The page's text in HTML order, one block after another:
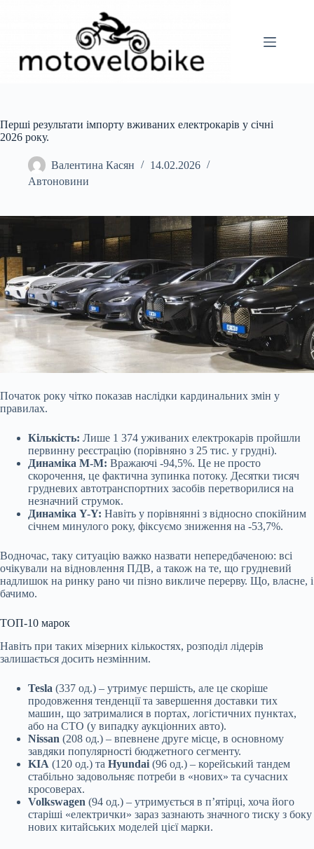
Перші результати імпорту вживаних електрокарів у січні
2026 року.
Валентина Касян
14.02.2026
Автоновини
Початок року чітко показав наслідки кардинальних змін у
правилах.
Кількість: Лише 1 374 уживаних електрокарів пройшли
первинну реєстрацію (порівняно з 25 тис. у грудні).
Динаміка M-M: Вражаючі -94,5%. Це не просто
скорочення, це фактична зупинка потоку. Десятки тисяч
грудневих автотранспортних засобів перетворилися на
незначний струмок.
Динаміка Y-Y: Навіть у порівнянні з відносно спокійним
січнем минулого року, фіксуємо зниження на -53,7%.
Водночас, таку ситуацію важко назвати непередбаченою: всі
очікували на відновлення ПДВ, а також на те, що грудневий
надлишок на ринку рано чи пізно викличе перерву. Що, власне, і
бачимо.
ТОП-10 марок
Навіть при таких мізерних кількостях, розподіл лідерів
залишається досить незмінним.
Tesla (337 од.) – утримує першість, але це скоріше
продовження тенденції та завершення доставки тих
машин, що затрималися в портах, логістичних пунктах,
або на СТО (у випадку аукціонних авто).
Nissan (208 од.) – впевнене друге місце, в основному
завдяки популярності бюджетного сегменту.
KIA (120 од.) та Hyundai (96 од.) – корейський тандем
стабільно задовольняє потреби в «нових» та сучасних
кросоверах.
Volkswagen (94 од.) – утримується в п’ятірці, хоча його
старіші «електрички» зараз зазнають значного тиску з боку
нових китайських моделей цієї марки.